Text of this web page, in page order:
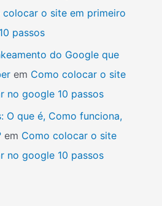
colocar o site em primeiro
passos
do Google que
em Como colocar o site
no google 10 passos
O que é, Como funciona,
em Como colocar o site
no google 10 passos